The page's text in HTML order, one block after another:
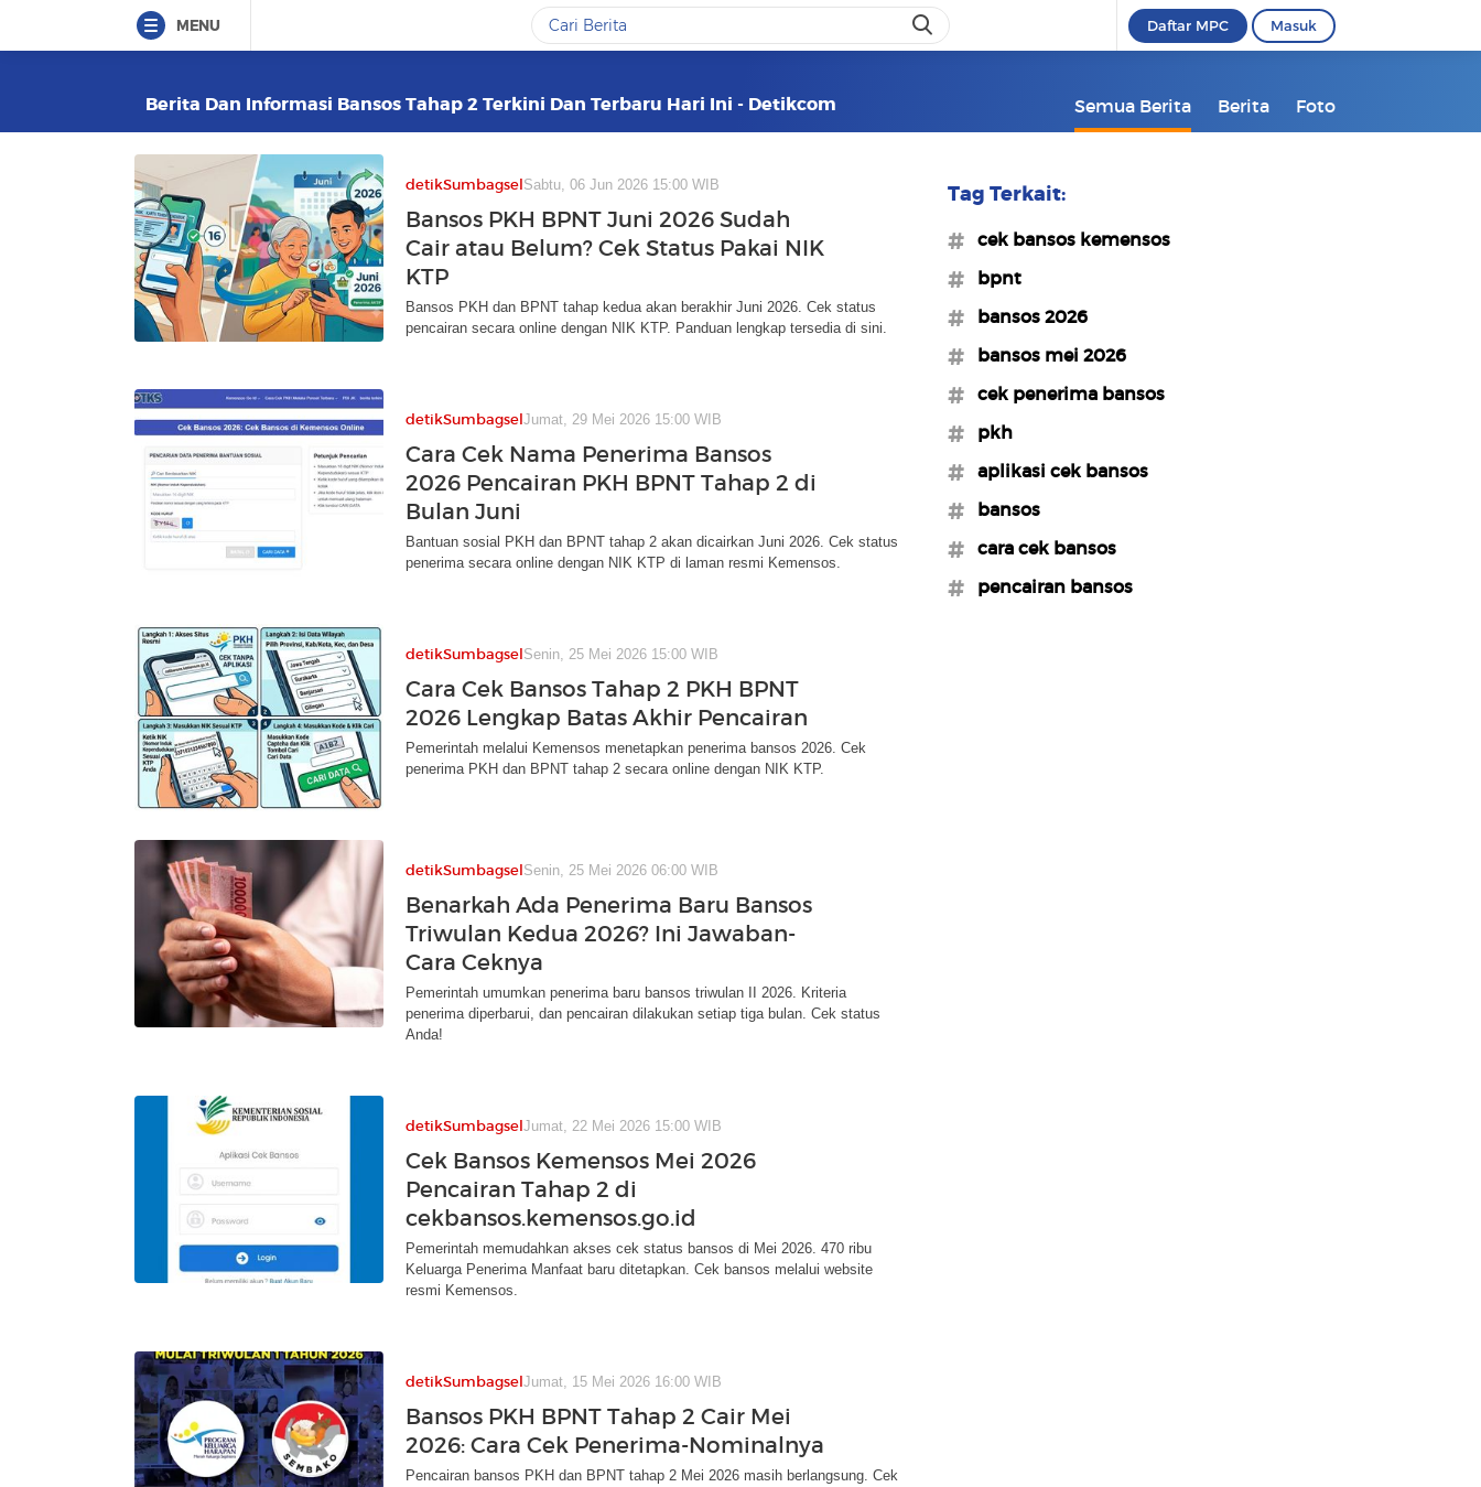
MENU Daftar MPC Masuk
Berita Dan Informasi Bansos Tahap 2 Terkini Dan Terbaru Hari Ini - Detikcom Semua Berita Berita Foto
detikSumbagselSabtu, 06 Jun 2026 15:00 WIB
Bansos PKH BPNT Juni 2026 Sudah
Cair atau Belum? Cek Status Pakai NIK
KTP
Bansos PKH dan BPNT tahap kedua akan berakhir Juni 2026. Cek status
pencairan secara online dengan NIK KTP. Panduan lengkap tersedia di sini.
detikSumbagselJumat, 29 Mei 2026 15:00 WIB
Cara Cek Nama Penerima Bansos
2026 Pencairan PKH BPNT Tahap 2 di
Bulan Juni
Bantuan sosial PKH dan BPNT tahap 2 akan dicairkan Juni 2026. Cek status
penerima secara online dengan NIK KTP di laman resmi Kemensos.
detikSumbagselSenin, 25 Mei 2026 15:00 WIB
Cara Cek Bansos Tahap 2 PKH BPNT
2026 Lengkap Batas Akhir Pencairan
Pemerintah melalui Kemensos menetapkan penerima bansos 2026. Cek
penerima PKH dan BPNT tahap 2 secara online dengan NIK KTP.
detikSumbagselSenin, 25 Mei 2026 06:00 WIB
Benarkah Ada Penerima Baru Bansos
Triwulan Kedua 2026? Ini Jawaban-
Cara Ceknya
Pemerintah umumkan penerima baru bansos triwulan II 2026. Kriteria
penerima diperbarui, dan pencairan dilakukan setiap tiga bulan. Cek status
Anda!
detikSumbagselJumat, 22 Mei 2026 15:00 WIB
Cek Bansos Kemensos Mei 2026
Pencairan Tahap 2 di
cekbansos.kemensos.go.id
Pemerintah memudahkan akses cek status bansos di Mei 2026. 470 ribu
Keluarga Penerima Manfaat baru ditetapkan. Cek bansos melalui website
resmi Kemensos.
detikSumbagselJumat, 15 Mei 2026 16:00 WIB
Bansos PKH BPNT Tahap 2 Cair Mei
2026: Cara Cek Penerima-Nominalnya
Pencairan bansos PKH dan BPNT tahap 2 Mei 2026 masih berlangsung. Cek
Tag Terkait:
#cek bansos kemensos
#bpnt
#bansos 2026
#bansos mei 2026
#cek penerima bansos
#pkh
#aplikasi cek bansos
#bansos
#cara cek bansos
#pencairan bansos